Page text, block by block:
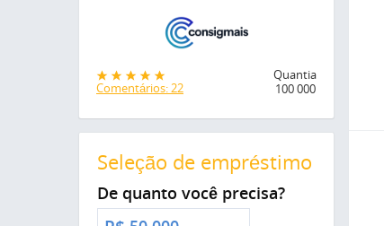
Comentários: 22
Quantia
100 000
Seleção de empréstimo
De quanto você precisa?